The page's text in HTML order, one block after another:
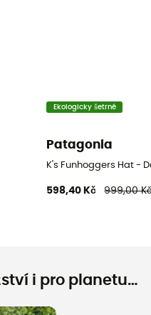
Ekologicky šetrné
Patagonia
K's Funhoggers Hat -
598,40 Kč 999,00
i pro planetu…